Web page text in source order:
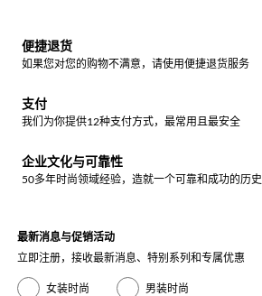
便捷退货
如果您对您的购物不满意，请使用便捷退货服务
支付
我们为你提供12种支付方式，最常用且最安全
企业文化与可靠性
50多年时尚领域经验，造就一个可靠和成功的历史
最新消息与促销活动
立即注册，接收最新消息、特别系列和专属优惠
女装时尚 男装时尚